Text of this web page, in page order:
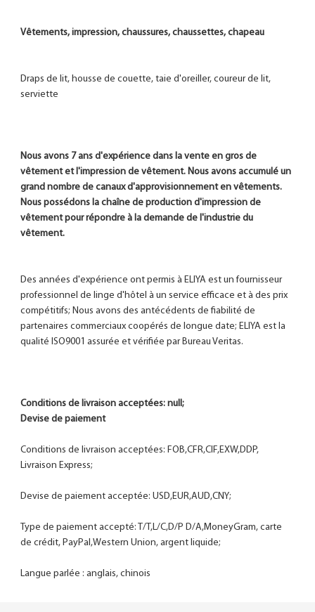
Draps de lit, housse de couette, taie d'oreiller, coureur de lit,
Nous avons 7 ans d'expérience dans la vente en gros de
vêtement et l'impression de vêtement. Nous avons accumulé un
grand nombre de canaux d'approvisionnement en vêtements.
Nous possédons la chaîne de production d'impression de
vêtement pour répondre à la demande de l'industrie du
Des années d'expérience ont permis à ELIYA est un fournisseur
professionnel de linge d'hôtel à un service efficace et à des prix
compétitifs; Nous avons des antécédents de fiabilité de
partenaires commerciaux coopérés de longue date; ELIYA est la
Conditions de livraison acceptées: null;
Devise de paiement
Conditions de livraison acceptées: FOB,CFR,CIF,EXW,DDP,
Type de paiement accepté: T/T,L/C,D/P D/A,MoneyGram, carte
Langue parlée : anglais, chinois